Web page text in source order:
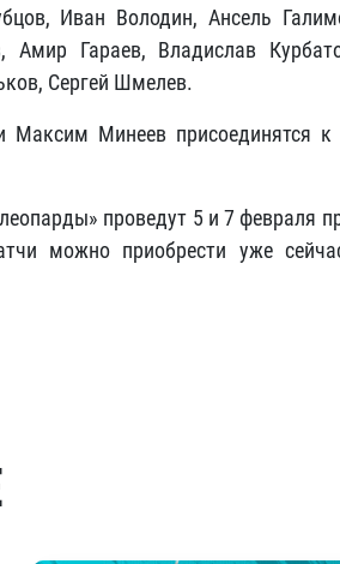
Иван Володин, Ансель
Амир Гараев, Владислав
Сергей Шмелев.
Минеев присоединятся
проведут 5 и 7 февраля
можно приобрести уже